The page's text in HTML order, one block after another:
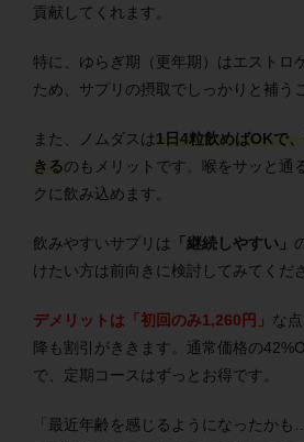
貢献してくれます。
特に、ゆらぎ期（更年期）はエストロ
ため、サプリの摂取でしっかりと補う
また、ノムダスは1日4粒飲めばOKで
きるのもメリットです。喉をサッと通
クに飲み込めます。
飲みやすいサプリは 「継続しやすい」
けたい方は前向きに検討してみてくだ
デメリットは「初回のみ1,260円」 な
降も割引がききます。通常価格の
で、定期コースはずっとお得です。
「最近年齢を感じるようになったか